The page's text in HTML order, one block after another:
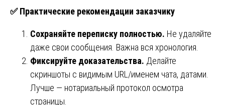
✅Практические рекомендации заказчику
Сохраняйте переписку полностью. Не удаляйте
даже свои сообщения. Важна вся хронология.
Фиксируйте доказательства. Делайте
скриншоты с видимым URL/именем чата, датами.
Лучше — нотариальный протокол осмотра
страницы.